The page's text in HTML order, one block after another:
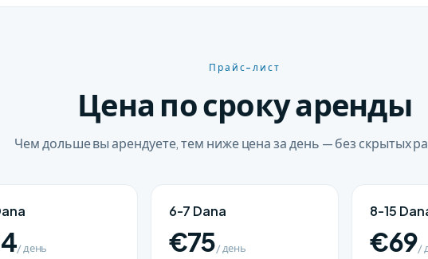
Прайс-лист
Цена по сроку аренды
Чем дольше вы арендуете, тем ниже цена за день — без скрытых
/ день
6-7 Dana
€75/ день
8-15
€69/